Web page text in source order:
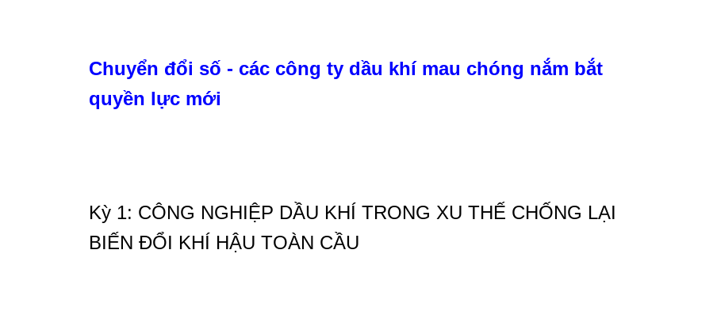
Chuyển đổi số - các công ty dầu khí mau chóng nắm bắt
quyền lực mới
Kỳ 1: CÔNG NGHIỆP DẦU KHÍ TRONG XU THẾ CHỐNG LẠI
BIẾN ĐỔI KHÍ HẬU TOÀN CẦU